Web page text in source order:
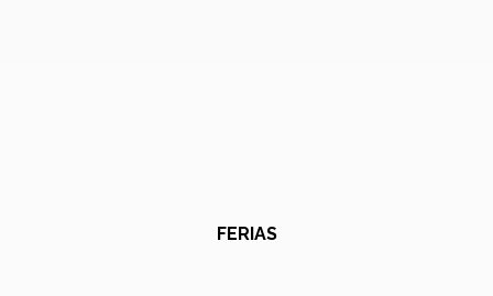
FERIAS